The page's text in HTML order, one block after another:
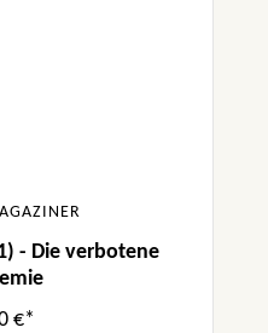
- Die verbotene
€*